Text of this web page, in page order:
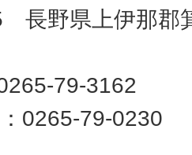
長野県上伊那郡
79-3162
0265-79-0230